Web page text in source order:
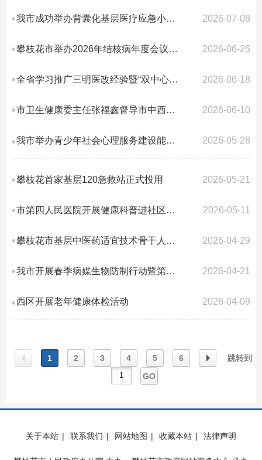
我市成功举办背囊化基层医疗应急小分队专项培训暨技能竞赛 ... 2026-07-08
攀枝花市举办2026年结核病年度会议暨综合防治培训班 2026-06-25
全省学习推广三明医改经验暨“双中心”建设培训班在米易举办 2026-06-18
市卫生健康委主任张福鑫督导市中西医结合医院安全生产工作 2026-06-10
我市举办青少年社会心理服务建设能力提升培训班 ... 2026-05-28
攀枝花首家基层120急救站正式投用 2026-05-21
市第四人民医院开展健康科普进社区活动 2026-05-11
攀枝花市基层中医药适宜技术骨干人员培训班顺利举办 2026-04-29
我市开展春季病媒生物防制行动暨第38个爱国卫生月活动 2026-04-21
西区开展老年健康体检活动 2026-04-09
页
1 2 3 4 5 6
页
跳转到
GO
关于本站 | 联系我们 | 网站地图 | 收藏本站 | 法律声明